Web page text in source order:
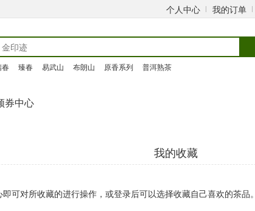
个人中心 我的订单
春 臻春 易武山 布朗山 原香系列 普洱熟茶
券中心
我的收藏
可对所收藏的进行操作，或登录后可以选择收藏自己喜欢的茶品。